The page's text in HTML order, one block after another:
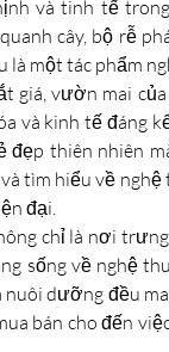
và tinh tế
cây, bộ rễ
là một tác phẩm
giá, vườn mai
và kinh tế đáng
thiên nhiên
tìm hiểu về
đại.
chỉ là nơi
sống về nghệ
nuôi dưỡng đều
bán cho đến